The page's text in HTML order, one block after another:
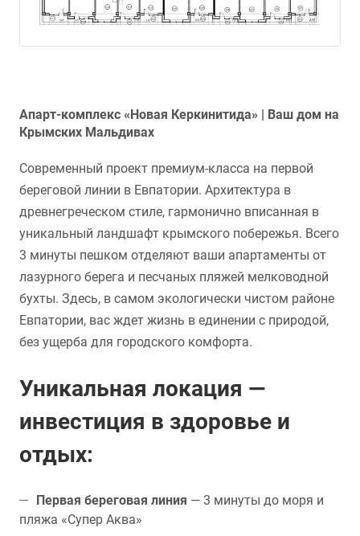
Апарт-комплекс «Новая Керкинитида» | Ваш дом на
Крымских Мальдивах
Современный проект премиум-класса на первой
береговой линии в Евпатории. Архитектура в
древнегреческом стиле, гармонично вписанная в
уникальный ландшафт крымского побережья. Всего
3 минуты пешком отделяют ваши апартаменты от
лазурного берега и песчаных пляжей мелководной
бухты. Здесь, в самом экологически чистом районе
Евпатории, вас ждет жизнь в единении с природой,
без ущерба для городского комфорта.
Уникальная локация —
инвестиция в здоровье и
отдых:
Первая береговая линия — 3 минуты до моря и
пляжа «Супер Аква»